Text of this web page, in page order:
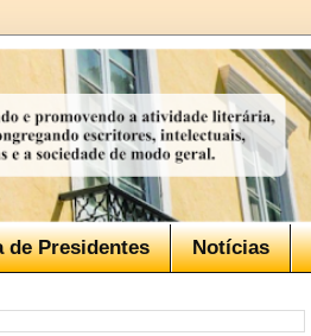
de Presidentes Notícias